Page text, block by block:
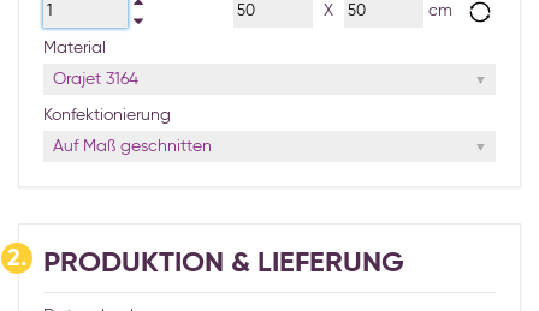
X
cm
Material
Orajet 3164
Konfektionierung
Auf Maß geschnitten
2. PRODUKTION & LIEFERUNG